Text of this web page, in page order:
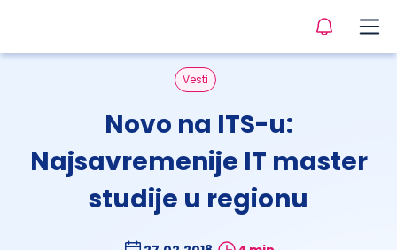
Vesti
Novo na ITS-u:
Najsavremenije IT master
studije u regionu